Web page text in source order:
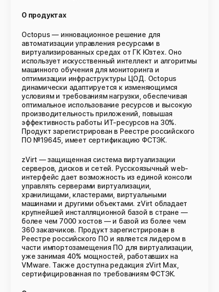
О продуктах
Octopus — инновационное решение для
автоматизации управления ресурсами в
виртуализированных средах от ГК Юзтех. Оно
использует искусственный интеллект и алгоритмы
машинного обучения для мониторинга и
оптимизации инфраструктуры ЦОД. Octopus
динамически адаптируется к изменяющимся
условиям и требованиям нагрузки, обеспечивая
оптимальное использование ресурсов и высокую
производительность приложений, повышая
эффективность работы ИТ-ресурсов на 30%.
Продукт зарегистрирован в Реестре российского
ПО №19645, имеет сертификацию ФСТЭК.
zVirt — защищенная система виртуализации
серверов, дисков и сетей. Русскоязычный web-
интерфейс дает возможность из единой консоли
управлять серверами виртуализации,
хранилищами, кластерами, виртуальными
машинами и другими объектами. zVirt обладает
крупнейшей инсталляционной базой в стране —
более чем 7000 хостов — и базой из более чем
360 заказчиков. Продукт зарегистрирован в
Реестре российского ПО и является лидером в
части импортозамещения ПО для виртуализации,
уже занимая 40% мощностей, работавших на
VMware. Также доступна редакция zVirt Max,
сертифицированная по требованиям ФСТЭК.